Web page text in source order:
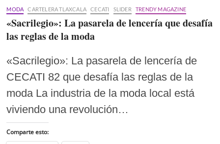
MODA CARTELERA TLAXCALA CECATI SLIDER TRENDY MAGAZINE
«Sacrilegio»: La pasarela de lencería que desafía
las reglas de la moda
«Sacrilegio»: La pasarela de lencería de
CECATI 82 que desafía las reglas de la
moda La industria de la moda local está
viviendo una revolución…
Comparte esto: